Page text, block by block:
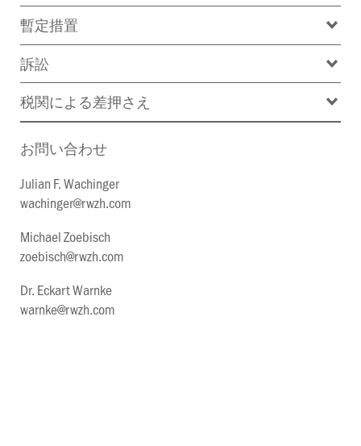
暫定措置
訴訟
税関による差押さえ
お問い合わせ
Julian F. Wachinger
wachinger@rwzh.com
Michael Zoebisch
zoebisch@rwzh.com
Dr. Eckart Warnke
warnke@rwzh.com